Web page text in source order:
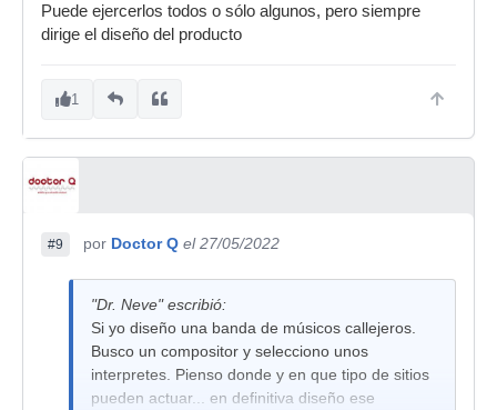
Puede ejercerlos todos o sólo algunos, pero siempre
dirige el diseño del producto
1
#9 por Doctor Q el 27/05/2022
"Dr. Neve" escribió:
Si yo diseño una banda de músicos callejeros.
Busco un compositor y selecciono unos
interpretes. Pienso donde y en que tipo de sitios
pueden actuar... en definitiva diseño ese